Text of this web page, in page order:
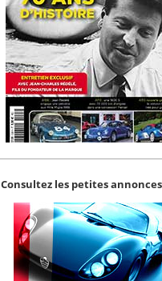
Consultez les petites